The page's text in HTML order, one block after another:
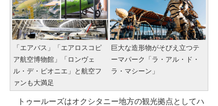
「エアバス」「エアロスコピ
ア航空博物館」「ロンヴェ
ル・デ・ピオニエ」と航空フ
ァンも大満足
巨大な造形物がそびえ立つテ
ーマパーク「ラ・アル・ド・
ラ・マシーン」
トゥールーズはオクシタニー地方の観光拠点としてハ